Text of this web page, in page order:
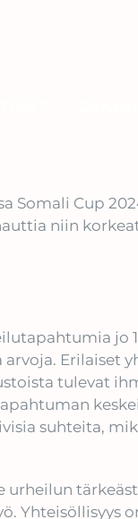
Somali Cup
niin
jo
Erilaiset
tulevat
suhteita,
Yhteisöllisyys